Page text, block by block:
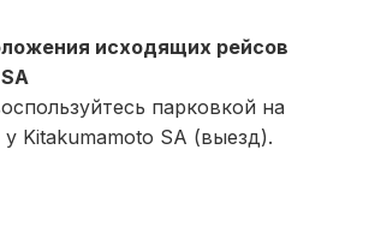
исходящих рейсов
парковкой на
Kitakumamoto SA (выезд).